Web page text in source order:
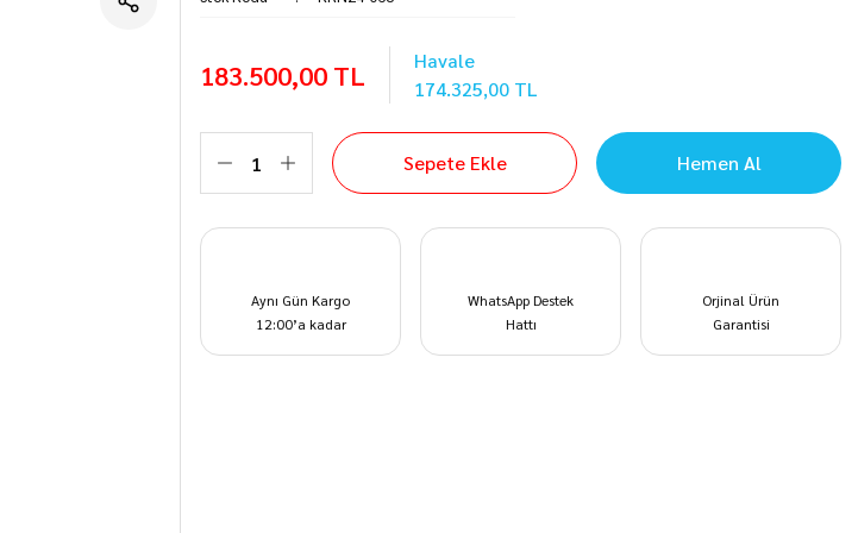
183.500,00 TL
Havale
174.325,00 TL
Sepete Ekle Hemen Al
Aynı Gün Kargo
12:00’a kadar
WhatsApp Destek
Hattı
Orjinal Ürün
Garantisi